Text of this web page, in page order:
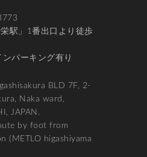
駅」1番出口より徒歩
パーキング有り
BLD 7F, 2-
Naka ward,
JAPAN.
by foot from
(METLO higashiyama